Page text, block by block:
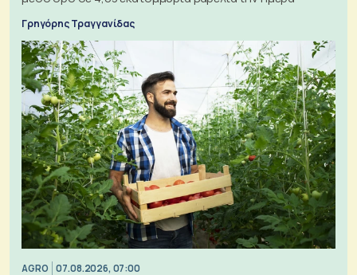
Γρηγόρης Τραγγανίδας
AGRO 07.08.2026, 07:00